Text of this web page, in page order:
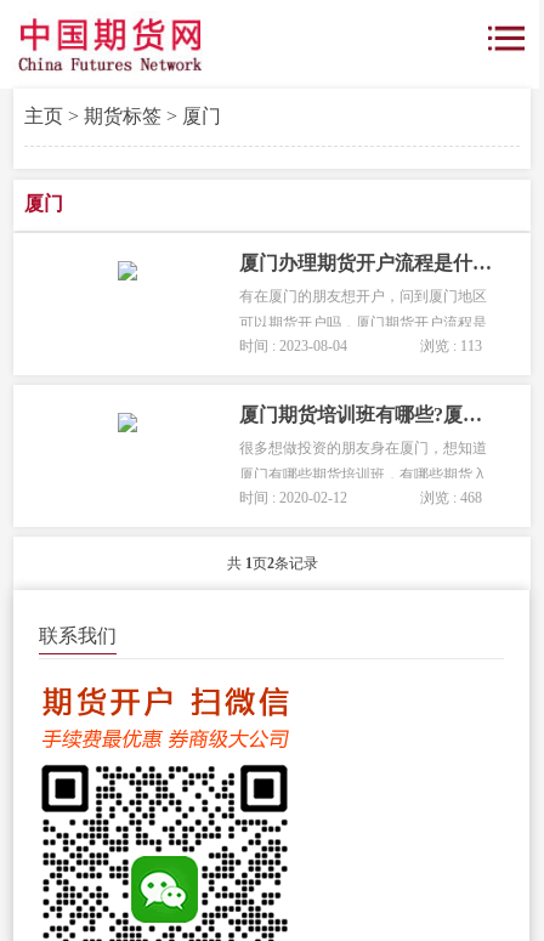
主页> 期货标签> 厦门
厦门
厦门办理期货开户流程是什么？
有在厦门的朋友想开户，问到厦门地区
可以期货开户吗，厦门期货开户流程是
什么?下面为大家详细解答：...
时间 : 2023-08-04 浏览 : 113
厦门期货培训班有哪些?厦门期货学习课程指南!
很多想做投资的朋友身在厦门，想知道
厦门有哪些期货培训班，有哪些期货入
门学习的地方，特制作一份最新的厦门
时间 : 2020-02-12 浏览 : 468
共 1页2条记录
联系我们